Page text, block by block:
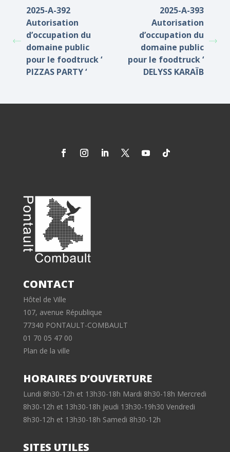
2025-A-392
Autorisation
d’occupation du
domaine public
pour le foodtruck ‘
PIZZAS PARTY ‘
2025-A-393
Autorisation
d’occupation du
domaine public
pour le foodtruck ‘
DELYSS KARAÏB
CONTACT
Hôtel de Ville
107, avenue République
77340 PONTAULT-COMBAULT
01 70 05 47 00
Plan de la ville
HORAIRES D’OUVERTURE
Lundi 8h30-12h et 13h30-18h Mardi 8h30-18h Mercredi
8h30-12h et 13h30-18h Jeudi 13h30-19h30 Vendredi
8h30-12h et 13h30-18h Samedi 8h30-12h
SITES UTILES